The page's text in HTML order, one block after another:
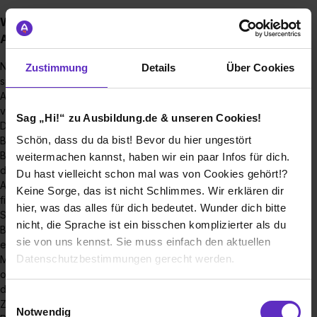
Zustimmung Details Über Cookies
Sag „Hi!“ zu Ausbildung.de & unseren Cookies!
Schön, dass du da bist! Bevor du hier ungestört
weitermachen kannst, haben wir ein paar Infos für dich.
Du hast vielleicht schon mal was von Cookies gehört!?
Keine Sorge, das ist nicht Schlimmes. Wir erklären dir
hier, was das alles für dich bedeutet. Wunder dich bitte
nicht, die Sprache ist ein bisschen komplizierter als du
sie von uns kennst. Sie muss einfach den aktuellen
Datenschutzbestimmungen gerecht werden.
Einwilligungsauswahl
Notwendig
Wie sieht der Bewerbungsprozess für eine
Ausbildungsstelle bei Ihnen aus?
Nachdem die Bewerbungsunterlagen bei uns eingegangen
sind, werden diese seitens der Personalabteilung und den
Ausbildern der jeweiligen Fachbereiche sorgfältig und
vertraulich geprüft.
Die Bewerber werden dann zu einem Gespräch eingeladen.
Bewerbern, die sich für eine handwerkliche Ausbildung im
Betrieb interessieren, werden nach dem Gespräch durch
den Betrieb geführt und können sich den zukünftigen
Ausbildungsplatzes anschauen. Bei Industriekaufleuten
findet nach dem Gespräch noch ein Einstellungstest statt.
Sollten sich der Bewerber und wir dafür entscheiden den
Bewerbungsprozess fortzuführen, werden die Bewerber zu
einem weiteren Gespräch eingeladen, indem Sie Ihre
Motivation für die Ausbildung darlegen, aber auch gerne alle
offenen Fragen/Themen besprechen und sich zusätzlich mit
den Auszubildenden austauschen können. Nach dem
Zweitgespräch bieten wir Bewerbern ein Praktikum an.